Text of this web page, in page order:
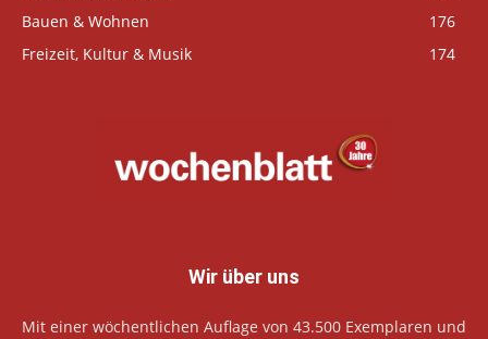
Bauen & Wohnen
176
Freizeit, Kultur & Musik
174
Wir über uns
Mit einer wöchentlichen Auflage von 43.500 Exemplaren und